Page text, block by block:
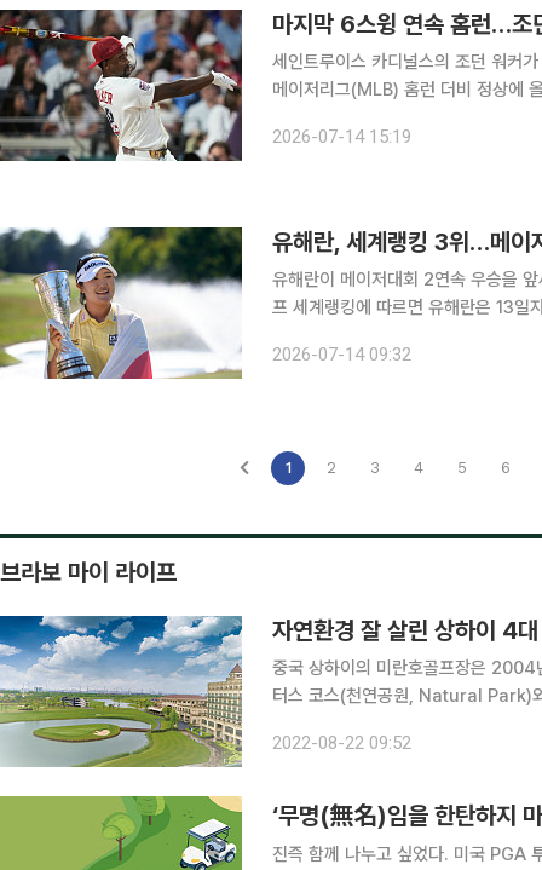
마지막 6스윙 연속 홈런…조
세인트루이스 카디널스의 조던 워커
메이저리그(MLB) 홈런 더비 정상에 올랐다. 14일 MLB닷컴과 AP통신 등에 따르
승에서 필라델피아 필리스의 슈와버
2026-07-14 15:19
유해란, 세계랭킹 3위…메이
유해란이 메이저대회 2연속 우승을 앞세워 여
프 세계랭킹에 따르면 유해란은 13
는 평균 14.30점의 넬리 코르다(미
2026-07-14 09:32
1 2 3 4 5 6
브라보 마이 라이프
자연환경 잘 살린 상하이 4
중국 상하이의 미란호골프장은 2004
터스 코스(천연공원, Natural Park)
하며, 천둥번개 센서 시스템을 구비해
2022-08-22 09:52
‘무명(無名)임을 한탄하지
진즉 함께 나누고 싶었다. 미국 PGA